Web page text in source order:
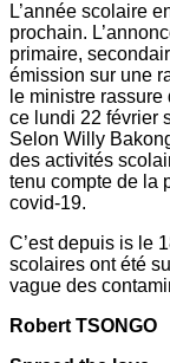
L’année scolaire
prochain.
primaire,
émission sur une
le ministre
ce lundi 22 février
Selon Willy
des activités
tenu compte de la
covid-19.
C’est depuis is le
scolaires ont été
vague des
Robert TSONGO